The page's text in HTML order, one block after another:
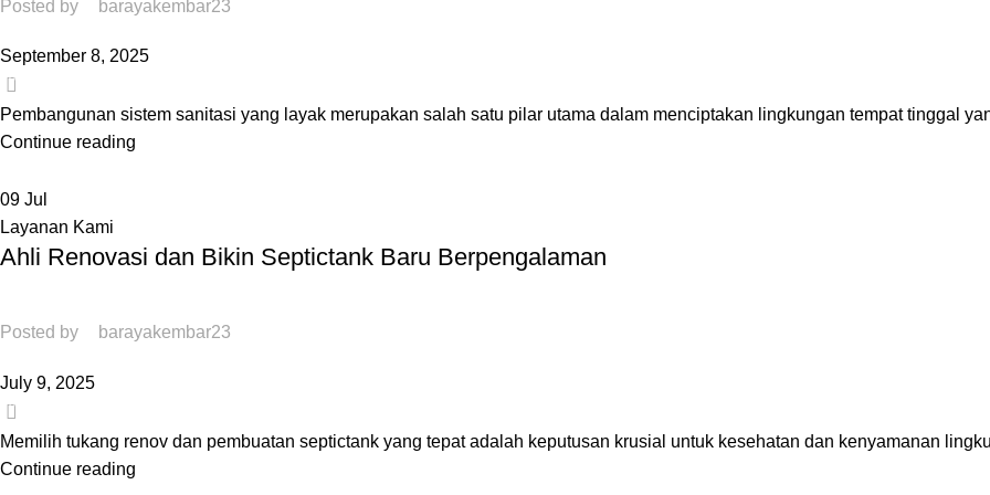
Posted by barayakembar23
September 8, 2025
0
Pembangunan sistem sanitasi yang layak merupakan salah satu pilar utama dalam menciptakan lingkungan tempat tinggal
Continue reading
09 Jul
Layanan Kami
Ahli Renovasi dan Bikin Septictank Baru Berpengalaman
Posted by barayakembar23
July 9, 2025
0
Memilih tukang renov dan pembuatan septictank yang tepat adalah keputusan krusial untuk kesehatan dan kenyamanan
Continue reading